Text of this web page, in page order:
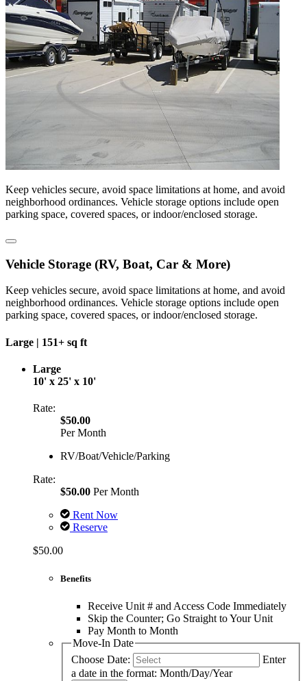
Keep vehicles secure, avoid space limitations at home, and avoid
neighborhood ordinances. Vehicle storage options include open
parking space, covered spaces, or indoor/enclosed storage.
Vehicle Storage (RV, Boat, Car & More)
Keep vehicles secure, avoid space limitations at home, and avoid
neighborhood ordinances. Vehicle storage options include open
parking space, covered spaces, or indoor/enclosed storage.
Large | 151+ sq ft
Large
10' x 25' x 10'
Rate:
$50.00
Per Month
RV/Boat/Vehicle/Parking
Rate:
$50.00 Per Month
Rent Now
Reserve
$50.00
Benefits
Receive Unit # and Access Code Immediately
Skip the Counter; Go Straight to Your Unit
Pay Month to Month
Move-In Date
Choose Date:
Enter
a date in the format: Month/Day/Year